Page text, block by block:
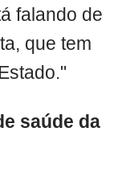
falando de
que tem
saúde da